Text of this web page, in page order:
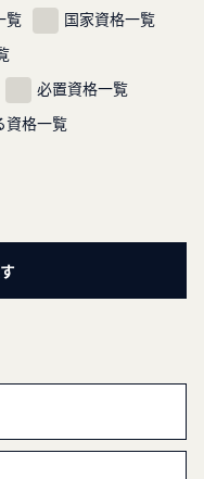
覧
国家資格一覧
必置資格一覧
資格一覧